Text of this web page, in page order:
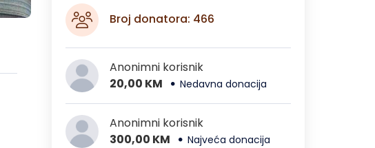
Broj donatora: 466
Anonimni korisnik
20,00 KM
Nedavna donacija
Anonimni korisnik
300,00 KM
Najveća donacija